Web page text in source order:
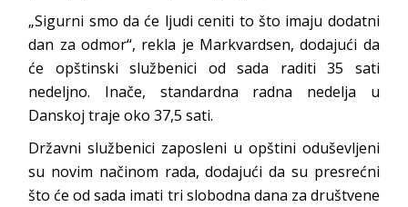
„Sigurni smo da će ljudi ceniti to što imaju dodatni
dan za odmor“, rekla je Markvardsen, dodajući da
će opštinski službenici od sada raditi 35 sati
nedeljno. Inače, standardna radna nedelja u
Danskoj traje oko 37,5 sati.
Državni službenici zaposleni u opštini oduševljeni
su novim načinom rada, dodajući da su presrećni
što će od sada imati tri slobodna dana za društvene